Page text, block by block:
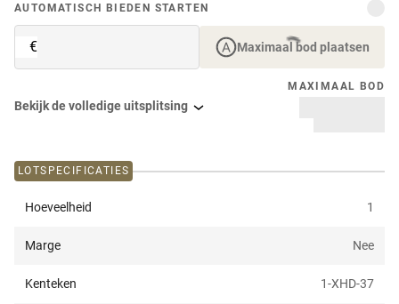
AUTOMATISCH BIEDEN STARTEN
€ Maximaal bod plaatsen
MAXIMAAL BOD
Bekijk de volledige uitsplitsing
LOTSPECIFICATIES
Hoeveelheid 1
Marge Nee
Kenteken 1-XHD-37